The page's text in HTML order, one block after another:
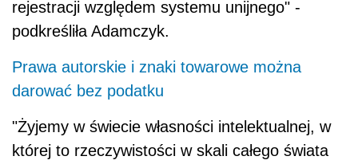
rejestracji względem systemu unijnego" -
podkreśliła Adamczyk.
Prawa autorskie i znaki towarowe można
darować bez podatku
"Żyjemy w świecie własności intelektualnej, w
której to rzeczywistości w skali całego świata